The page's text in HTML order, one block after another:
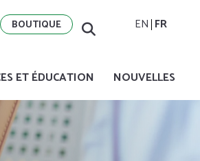
BOUTIQUE EN FR
ET ÉDUCATION NOUVELLES